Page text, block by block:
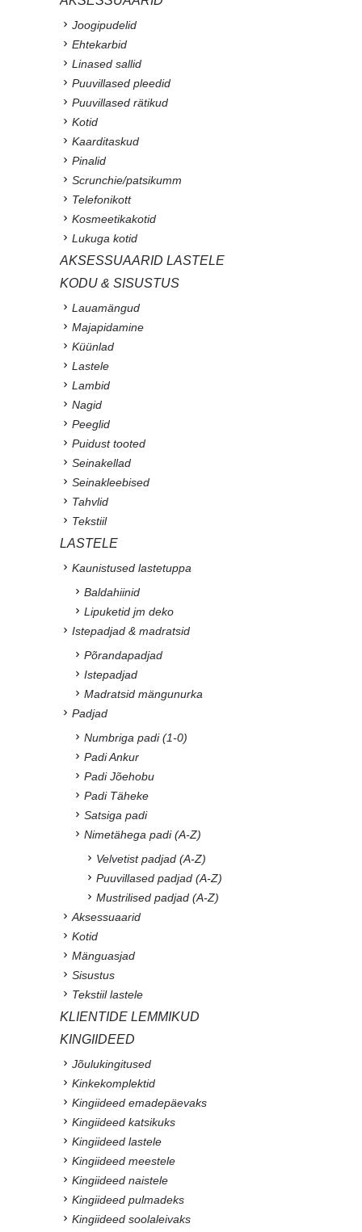
Joogipudelid
Ehtekarbid
Linased sallid
Puuvillased pleedid
Puuvillased rätikud
Kotid
Kaarditaskud
Pinalid
Scrunchie/patsikumm
Telefonikott
Kosmeetikakotid
Lukuga kotid
AKSESSUAARID LASTELE
KODU & SISUSTUS
Lauamängud
Majapidamine
Küünlad
Lastele
Lambid
Nagid
Peeglid
Puidust tooted
Seinakellad
Seinakleebised
Tahvlid
Tekstiil
LASTELE
Kaunistused lastetuppa
Baldahiinid
Lipuketid jm deko
Istepadjad & madratsid
Põrandapadjad
Istepadjad
Madratsid mängunurka
Padjad
Numbriga padi (1-0)
Padi Ankur
Padi Jõehobu
Padi Täheke
Satsiga padi
Nimetähega padi (A-Z)
Velvetist padjad (A-Z)
Puuvillased padjad (A-Z)
Mustrilised padjad (A-Z)
Aksessuaarid
Kotid
Mänguasjad
Sisustus
Tekstiil lastele
KLIENTIDE LEMMIKUD
KINGIIDEED
Jõulukingitused
Kinkekomplektid
Kingiideed emadepäevaks
Kingiideed katsikuks
Kingiideed lastele
Kingiideed meestele
Kingiideed naistele
Kingiideed pulmadeks
Kingiideed soolaleivaks